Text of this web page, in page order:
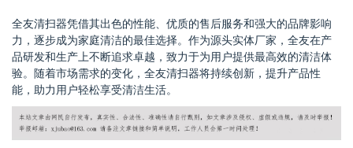
全友清扫器凭借其出色的性能、优质的售后服务和强大的品牌影响
力，逐步成为家庭清洁的最佳选择。作为源头实体厂家，全友在产
品研发和生产上不断追求卓越，致力于为用户提供最高效的清洁体
验。随着市场需求的变化，全友清扫器将持续创新，提升产品性
能，助力用户轻松享受清洁生活。